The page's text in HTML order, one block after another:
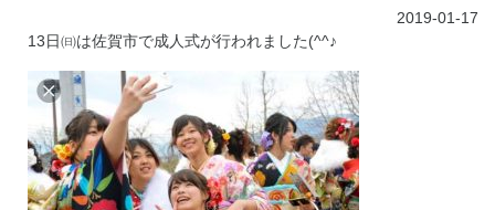
2019-01-17
13日㈰は佐賀市で成人式が行われました(^^♪